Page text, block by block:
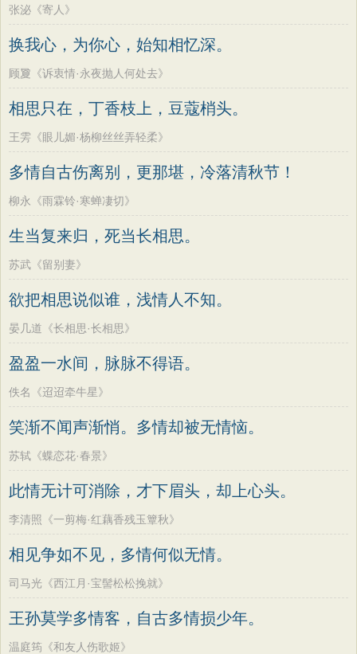
张泌《寄人》
换我心，为你心，始知相忆深。
顾夐《诉衷情·永夜抛人何处去》
相思只在，丁香枝上，豆蔻梢头。
王雱《眼儿媚·杨柳丝丝弄轻柔》
多情自古伤离别，更那堪，冷落清秋节！
柳永《雨霖铃·寒蝉凄切》
生当复来归，死当长相思。
苏武《留别妻》
欲把相思说似谁，浅情人不知。
晏几道《长相思·长相思》
盈盈一水间，脉脉不得语。
佚名《迢迢牵牛星》
笑渐不闻声渐悄。多情却被无情恼。
苏轼《蝶恋花·春景》
此情无计可消除，才下眉头，却上心头。
李清照《一剪梅·红藕香残玉簟秋》
相见争如不见，多情何似无情。
司马光《西江月·宝髻松松挽就》
王孙莫学多情客，自古多情损少年。
温庭筠《和友人伤歌姬》